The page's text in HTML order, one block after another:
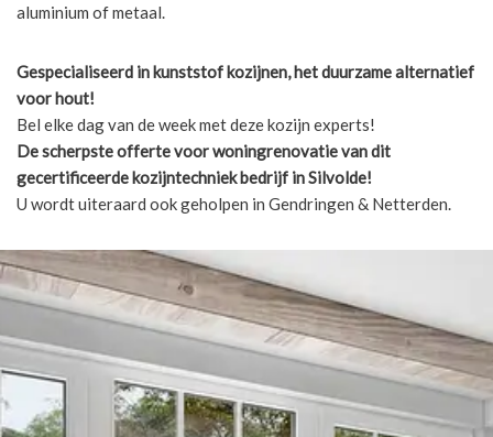
aluminium of metaal.
Gespecialiseerd in kunststof kozijnen, het duurzame alternatief
voor hout!
Bel elke dag van de week met deze kozijn experts!
De scherpsteofferte voor woningrenovatie van dit
gecertificeerde kozijntechniek bedrijf in Silvolde!
U wordt uiteraard ook geholpen in Gendringen & Netterden.